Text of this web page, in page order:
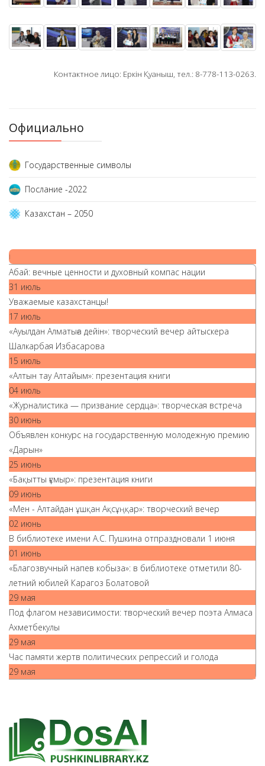
Контактное лицо: Еркін Қуаныш, тел.: 8-778-113-0263.
Официально
Государственные символы
Послание -2022
Казахстан – 2050
Абай: вечные ценности и духовный компас нации
31 июль
Уважаемые казахстанцы!
17 июль
«Ауылдан Алматыға дейін»: творческий вечер айтыскера
Шалкарбая Избасарова
15 июль
«Алтын тау Алтайым»: презентация книги
04 июль
«Журналистика — призвание сердца»: творческая встреча
30 июнь
Объявлен конкурс на государственную молодежную премию
«Дарын»
25 июнь
«Бақытты ғұмыр»: презентация книги
09 июнь
«Мен - Алтайдан ұшқан Ақсұңқар»: творческий вечер
02 июнь
В библиотеке имени А.С. Пушкина отпраздновали 1 июня
01 июнь
«Благозвучный напев кобыза»: в библиотеке отметили 80-
летний юбилей Карагоз Болатовой
29 мая
Под флагом независимости: творческий вечер поэта Алмаса
Ахметбекулы
29 мая
Час памяти жертв политических репрессий и голода
29 мая